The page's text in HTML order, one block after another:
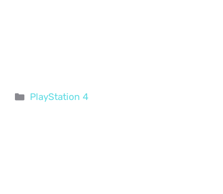
Categorie
PlayStation 4